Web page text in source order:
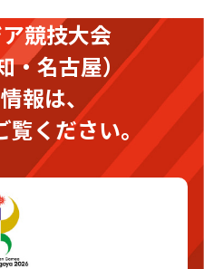
競技大会
・名古屋）
報は、
覧ください。